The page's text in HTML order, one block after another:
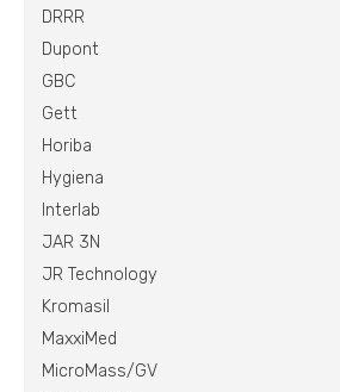
DRRR
Dupont
GBC
Gett
Horiba
Hygiena
Interlab
JAR 3N
JR Technology
Kromasil
MaxxiMed
MicroMass/GV